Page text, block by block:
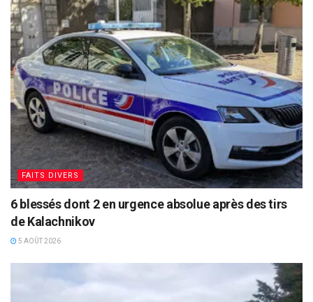
FAITS DIVERS
6 blessés dont 2 en urgence absolue après des tirs
de Kalachnikov
5 AOÛT 2026